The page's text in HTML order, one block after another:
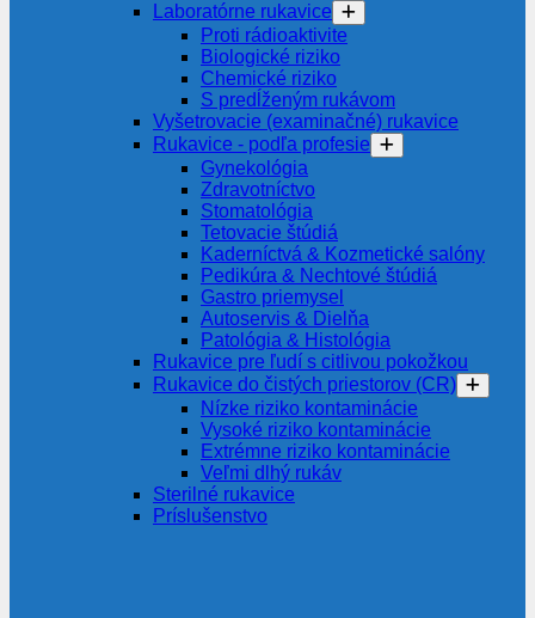
Laboratórne rukavice
Proti rádioaktivite
Biologické riziko
Chemické riziko
S predĺženým rukávom
Vyšetrovacie (examinačné) rukavice
Rukavice - podľa profesie
Gynekológia
Zdravotníctvo
Stomatológia
Tetovacie štúdiá
Kaderníctvá & Kozmetické salóny
Pedikúra & Nechtové štúdiá
Gastro priemysel
Autoservis & Dielňa
Patológia & Histológia
Rukavice pre ľudí s citlivou pokožkou
Rukavice do čistých priestorov (CR)
Nízke riziko kontaminácie
Vysoké riziko kontaminácie
Extrémne riziko kontaminácie
Veľmi dlhý rukáv
Sterilné rukavice
Príslušenstvo